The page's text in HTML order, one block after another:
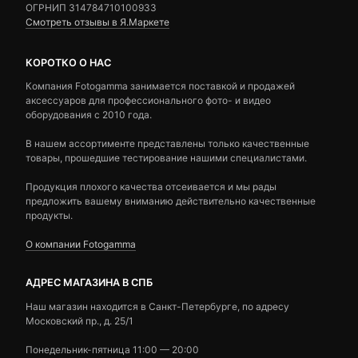
ОГРНИП 314784710100933
Смотреть отзывы в Я.Маркете
КОРОТКО О НАС
Компания Fotogamma занимается поставкой и продажей
аксессуаров для профессионального фото- и видео
оборудования с 2010 года.
В нашем ассортименте представлены только качественные
товары, прошедшие тестирование нашими специалистами.
Продукция плохого качества отсеивается и мы рады
предложить вашему вниманию действительно качественные
продукты.
О компании Fotogamma
АДРЕС МАГАЗИНА В СПБ
Наш магазин находится в Санкт-Петербурге, по адресу
Московский пр., д. 25/1
Понедельник-пятница 11:00 — 20:00